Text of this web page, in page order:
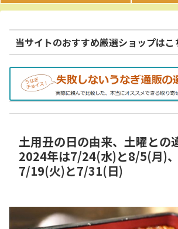
当サイトのおすすめ厳選ショップはこ
土用丑の日の由来、土曜との
2024年は7/24(水)と8/5(月)
7/19(火)と7/31(日)